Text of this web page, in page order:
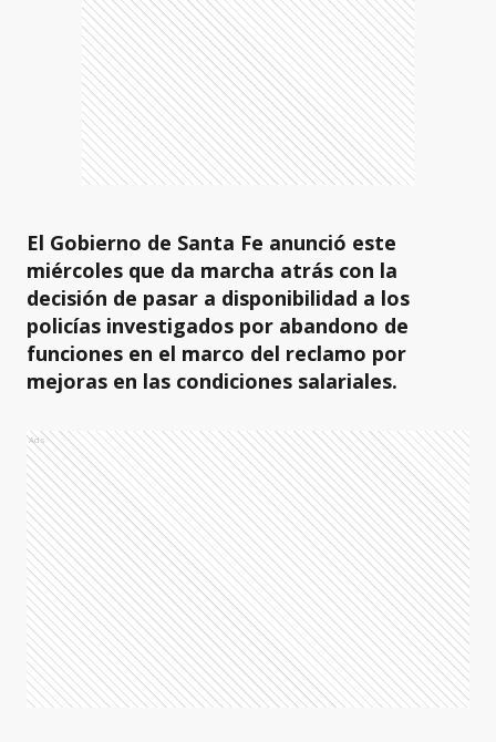
El Gobierno de Santa Fe anunció este
miércoles que da marcha atrás con la
decisión de pasar a disponibilidad a los
policías investigados por abandono de
funciones en el marco del reclamo por
mejoras en las condiciones salariales.
Ads